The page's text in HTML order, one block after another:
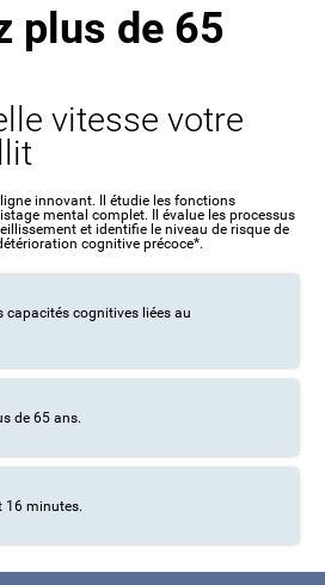
plus de 65
vitesse votre
innovant. Il étudie les fonctions
mental complet. Il évalue les processus
et identifie le niveau de risque de
cognitive précoce*.
capacités cognitives liées au
de 65 ans.
16 minutes.